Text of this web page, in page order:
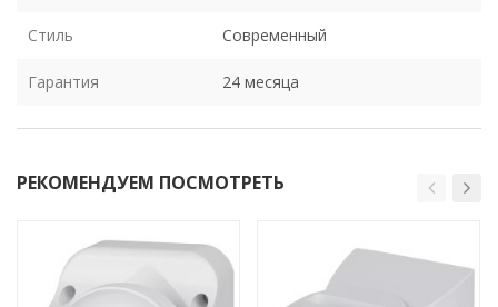
Стиль Современный
Гарантия 24 месяца
РЕКОМЕНДУЕМ ПОСМОТРЕТЬ